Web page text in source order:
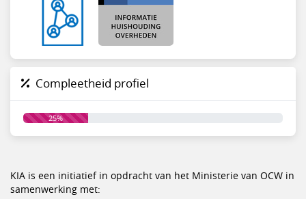
Compleetheid profiel
25%
KIA is een initiatief in opdracht van het Ministerie van OCW in
samenwerking met: